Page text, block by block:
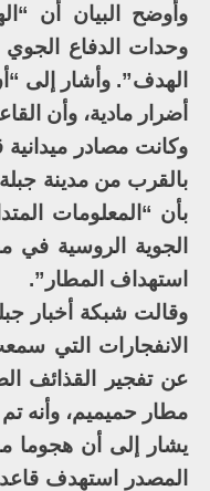
وأوضح البيان أن
وحدات الدفاع الجوي
الهدف”. وأشار إلى
أضرار مادية، وأن
وكانت مصادر
بالقرب من مدينة
بأن “المعلومات
الجوية الروسية في
استهداف المطار”.
وقالت شبكة أخبار
الانفجارات التي
عن تفجير القذائف
مطار حميميم، وأنه
يشار إلى أن هجوما
المصدر استهدف